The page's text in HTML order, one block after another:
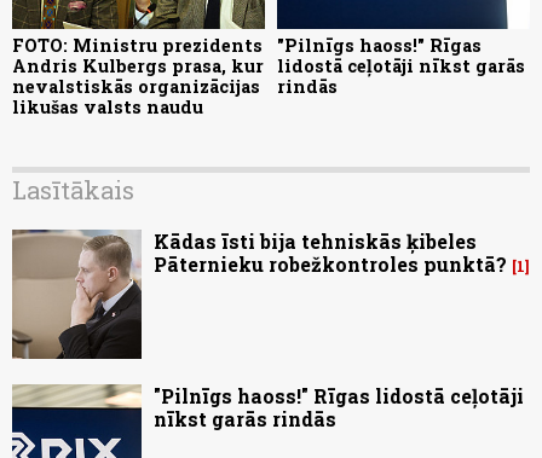
FOTO: Ministru prezidents
Andris Kulbergs prasa, kur
nevalstiskās organizācijas
likušas valsts naudu
"Pilnīgs haoss!" Rīgas
lidostā ceļotāji nīkst garās
rindās
Lasītākais
Kādas īsti bija tehniskās ķibeles
Pāternieku robežkontroles punktā?
1
"Pilnīgs haoss!" Rīgas lidostā ceļotāji
nīkst garās rindās